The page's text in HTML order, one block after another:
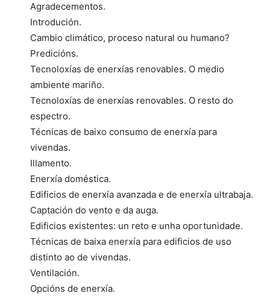
Agradecementos.
Introdución.
Cambio climático, proceso natural ou humano?
Predicións.
Tecnoloxías de enerxías renovables. O medio
ambiente mariño.
Tecnoloxías de enerxías renovables. O resto do
espectro.
Técnicas de baixo consumo de enerxía para
vivendas.
Illamento.
Enerxía doméstica.
Edificios de enerxía avanzada e de enerxía ultrabaja.
Captación do vento e da auga.
Edificios existentes: un reto e unha oportunidade.
Técnicas de baixa enerxía para edificios de uso
distinto ao de vivendas.
Ventilación.
Opcións de enerxía.